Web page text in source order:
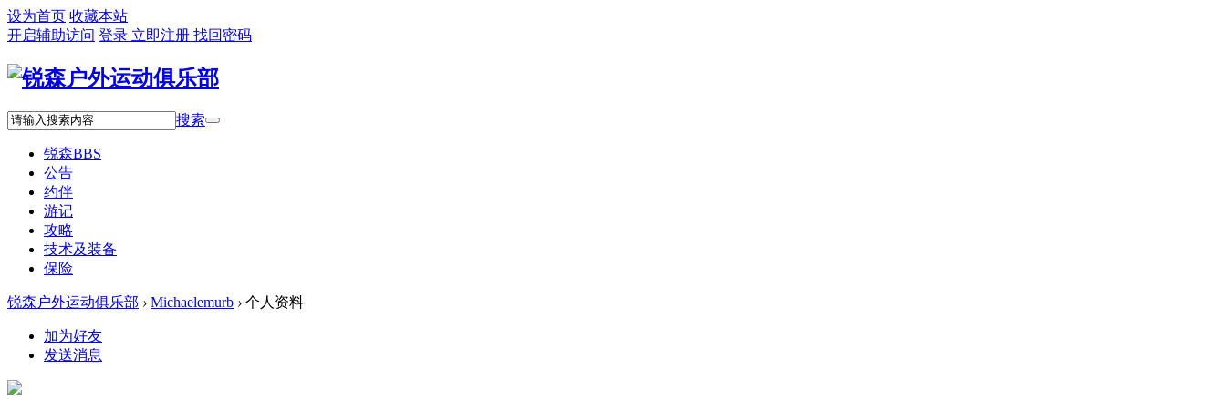
设为首页 收藏本站
开启辅助访问 登录 立即注册 找回密码
搜索
锐森BBS
公告
约伴
游记
攻略
技术及装备
保险
锐森户外运动俱乐部 › Michaelemurb › 个人资料
加为好友
发送消息